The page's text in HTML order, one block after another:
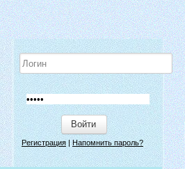
Войти
Регистрация|Напомнить пароль?